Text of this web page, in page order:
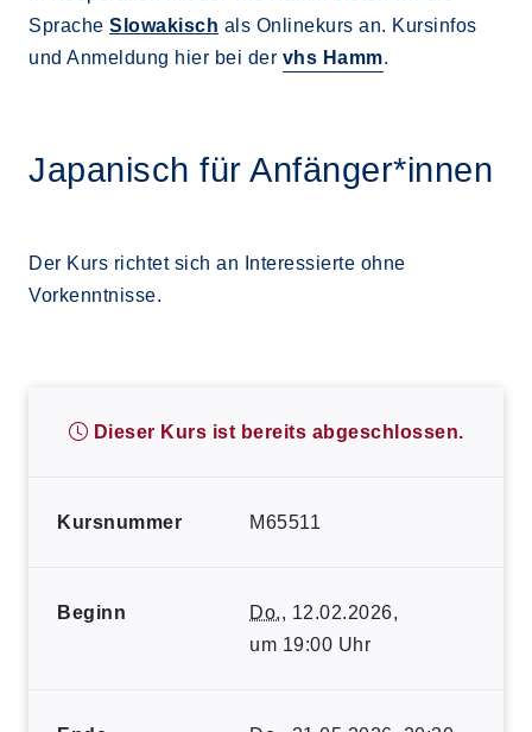
Sprache Slowakisch als Onlinekurs an. Kursinfos
und Anmeldung hier bei der vhs Hamm.
Japanisch für Anfänger*innen
Der Kurs richtet sich an Interessierte ohne
Vorkenntnisse.
Dieser Kurs ist bereits abgeschlossen.
Kursnummer M65511
Beginn Do., 12.02.2026,
um 19:00 Uhr